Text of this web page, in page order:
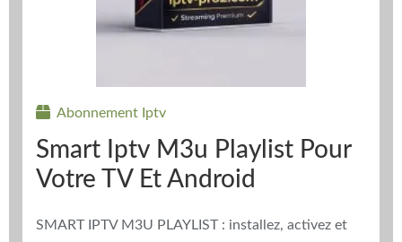
Abonnement Iptv
Smart Iptv M3u Playlist Pour
Votre TV Et Android
SMART IPTV M3U PLAYLIST : installez, activez et